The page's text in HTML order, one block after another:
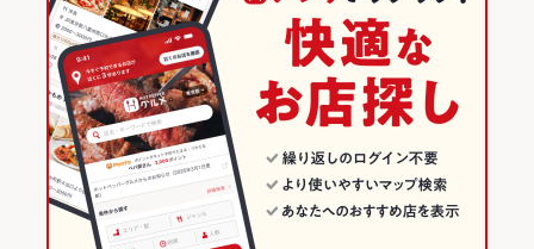
英語メニュ
あり
その他設備
大型スクリーン・マイク貸出・ホワイトボード貸出・ゲーム手
配・プロジェクター完備
その他
飲み放題 あり ：コースに含まれております。
和風・創作
烏丸五条・京都駅周辺 × ダイニングバー・バル
烏丸五条・京都駅周辺 × 和風・創作
京都駅 × ダイニングバー・バル
京都 × 居酒屋
京都 × 創作
京都 × ダイニングバー・バル
京都 × 和風・創作
京都駅のグルメランキング
京都駅の居酒屋ランキング